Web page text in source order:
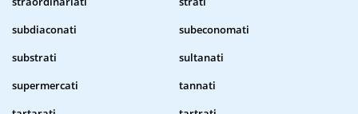
subdiaconati
subeconomati
substrati
sultanati
supermercati
tannati